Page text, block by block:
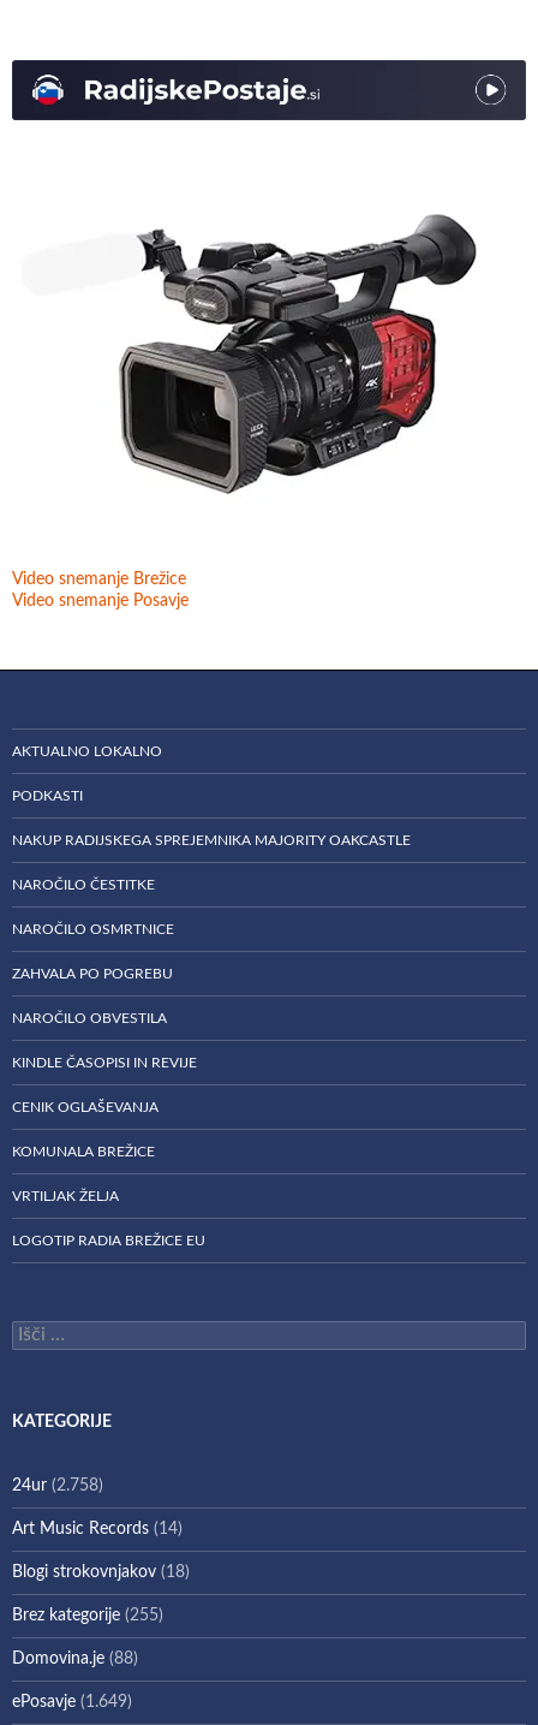
Video snemanje Brežice
Video snemanje Posavje
AKTUALNO LOKALNO
PODKASTI
NAKUP RADIJSKEGA SPREJEMNIKA MAJORITY OAKCASTLE
NAROČILO ČESTITKE
NAROČILO OSMRTNICE
ZAHVALA PO POGREBU
NAROČILO OBVESTILA
KINDLE ČASOPISI IN REVIJE
CENIK OGLAŠEVANJA
KOMUNALA BREŽICE
VRTILJAK ŽELJA
LOGOTIP RADIA BREŽICE EU
Išči:
KATEGORIJE
24ur (2.758)
Art Music Records (14)
Blogi strokovnjakov (18)
Brez kategorije (255)
Domovina.je (88)
ePosavje (1.649)